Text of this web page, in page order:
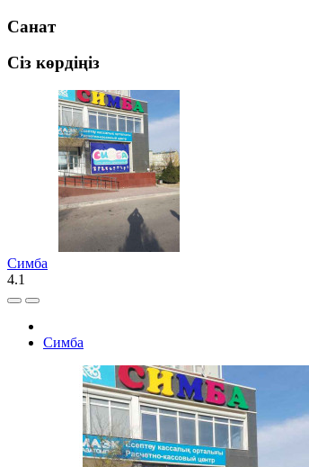
Санат
Сіз көрдіңіз
Симба
4.1
Симба